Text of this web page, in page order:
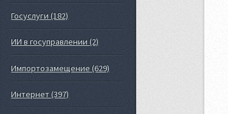
Госуслуги (182)
ИИ в госуправлении (2)
Импортозамещение (629)
Интернет (397)